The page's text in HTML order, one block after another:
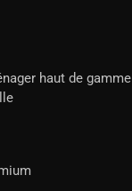
haut de gamme